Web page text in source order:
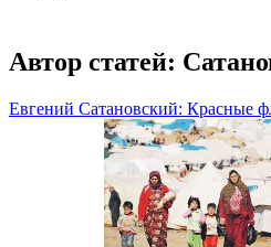
Автор статей:
Евгений Сатановский: Красные